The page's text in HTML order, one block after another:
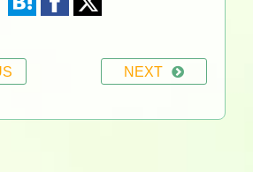
NEXT